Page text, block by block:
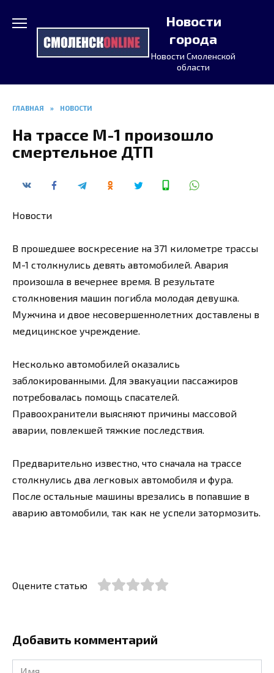
содержанию
Новости
города
Новости Смоленской
области
ГЛАВНАЯ » НОВОСТИ
На трассе М-1 произошло
смертельное ДТП
Новости
В прошедшее воскресение на 371 километре трассы
М-1 столкнулись девять автомобилей. Авария
произошла в вечернее время. В результате
столкновения машин погибла молодая девушка.
Мужчина и двое несовершеннолетних доставлены в
медицинское учреждение.
Несколько автомобилей оказались
заблокированными. Для эвакуации пассажиров
потребовалась помощь спасателей.
Правоохранители выясняют причины массовой
аварии, повлекшей тяжкие последствия.
Предварительно известно, что сначала на трассе
столкнулись два легковых автомобиля и фура.
После остальные машины врезались в попавшие в
аварию автомобили, так как не успели затормозить.
Оцените статью
Добавить комментарий
Имя